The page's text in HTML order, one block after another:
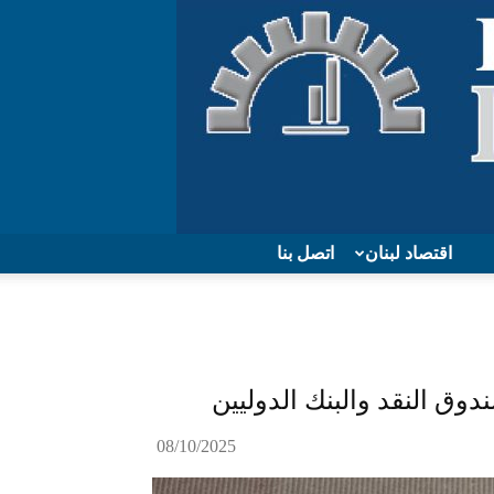
اتصل بنا اقتصاد لبنان
النقد والبنك الدوليين
08/10/2025